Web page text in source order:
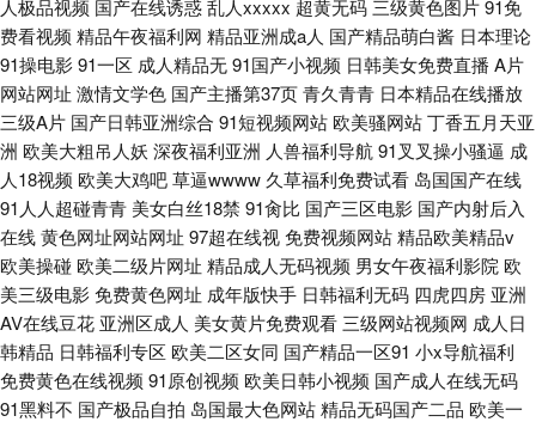
人极品视频 国产在线诱惑乱人xxxxx 超黄无码 三级黄色图片91免
费看视频 精品午夜福利网 精品亚洲成a人 国产精品萌白酱 日本理论
91操电影91一区 成人精品无91国产小视频 日韩美女免费直播 A片
网站网址 激情文学色 国产主播第37页青久青青 日本精品在线播放
三级A片 国产日韩亚洲综合 91短视频网站 欧美骚网站丁香五月天亚
洲 欧美大粗吊人妖 深夜福利亚洲 人兽福利导航 91叉叉操小骚逼 成
人18视频 欧美大鸡吧草逼wwww 久草福利免费试看 岛国国产在线
91人人超碰青青 美女白丝18禁 91肏比 国产三区电影 国产内射后入
在线黄色网址网站网址 97超在线视免费视频网站精品欧美精品v
欧美操碰 欧美二级片网址 精品成人无码视频 男女午夜福利影院 欧
美三级电影免费黄色网址 成年版快手 日韩福利无码 四虎四房 亚洲
AV在线豆花 亚洲区成人 美女黄片免费观看 三级网站视频网 成人日
韩精品 日韩福利专区 欧美二区女同 国产精品一区91 小x导航福利
免费黄色在线视频 91原创视频 欧美日韩小视频 国产成人在线无码
91黑料不 国产极品自拍 岛国最大色网站精品无码国产二品 欧美一